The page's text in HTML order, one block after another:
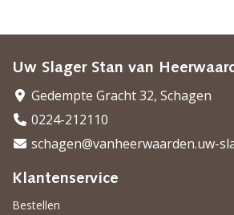
Uw Slager Stan van
Gedempte Gracht 32, Schagen
0224-212110
schagen@vanheerwaarden.uw-
Klantenservice
Bestellen